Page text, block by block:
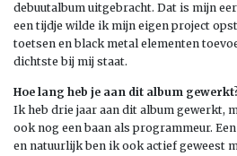
debuutalbum uitgebracht. Dat is mijn
een tijdje wilde ik mijn eigen project
toetsen en black metal elementen
dichtste bij mij staat.
Hoe lang heb je aan dit album
Ik heb drie jaar aan dit album gewerkt,
ook nog een baan als programmeur.
en natuurlijk ben ik ook actief geweest